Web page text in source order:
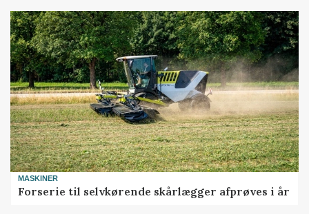
MASKINER
Forserie til selvkørende skårlægger afprøves i år